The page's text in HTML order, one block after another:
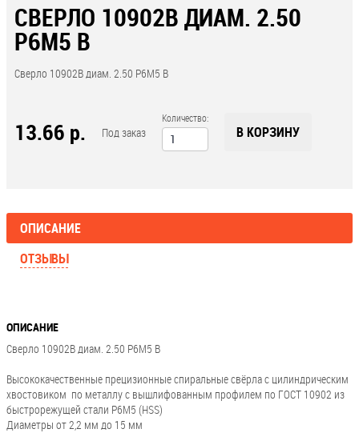
СВЕРЛО 10902В ДИАМ. 2.50
Р6М5 В
Сверло 10902В диам. 2.50 Р6М5 В
13.66 р. Под заказ
Количество:
В КОРЗИНУ
ОПИСАНИЕ
ОТЗЫВЫ
ОПИСАНИЕ
Сверло 10902В диам. 2.50 Р6М5 В
Высококачественные прецизионные спиральные свёрла с цилиндрическим
хвостовиком по металлу с вышлифованным профилем по ГОСТ 10902 из
быстрорежущей стали Р6М5 (HSS)
Диаметры от 2,2 мм до 15 мм